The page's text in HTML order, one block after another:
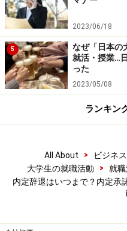
一社に集中することが必
しても自分本位になりが
すし仕方ないことかもし
ようにいかないことなん
「全て自分の思い通りに
内定辞退はいつまで
ング
内定式後に辞退して
2023/06/18
5
なぜ「日本の
就活・授業…
った
2023/05/08
ランキン
All About > ビジネ
大学生の就職活動
> 就
内定辞退はいつまで？内定承